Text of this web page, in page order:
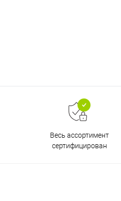
Весь ассортимент
сертифицирован